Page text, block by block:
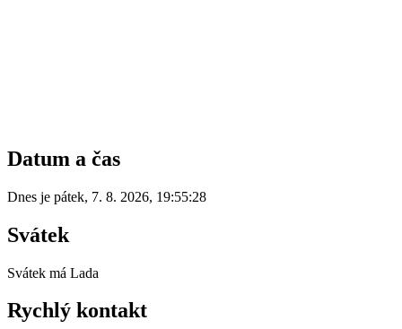
Datum a čas
Dnes je pátek, 7. 8. 2026, 19:55:28
Svátek
Svátek má Lada
Rychlý kontakt